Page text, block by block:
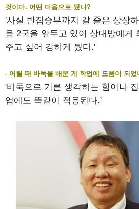
것이다. 어떤 마음으로 뒀나?
'사실 반집승부까지 갈 줄은 상상
음 2국을 앞두고 있어 상대방에게
주고 싶어 강하게 뒀다.'
- 어릴 때 바둑을 배운 게 학업에 도움이 되었
'바둑으로 기른 생각하는 힘이나
업에도 똑같이 적용된다.'